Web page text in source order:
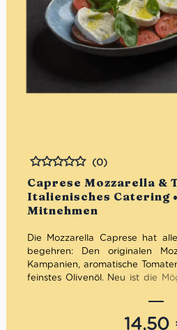
Caprese Mozzarella &
Italienisches Catering
Mitnehmen
Bewertet
(0)
Die Mozzarella Caprese hat
begehren: Den originalen
Kampanien, aromatische
feinstes Olivenöl. Neu ist die
14,50